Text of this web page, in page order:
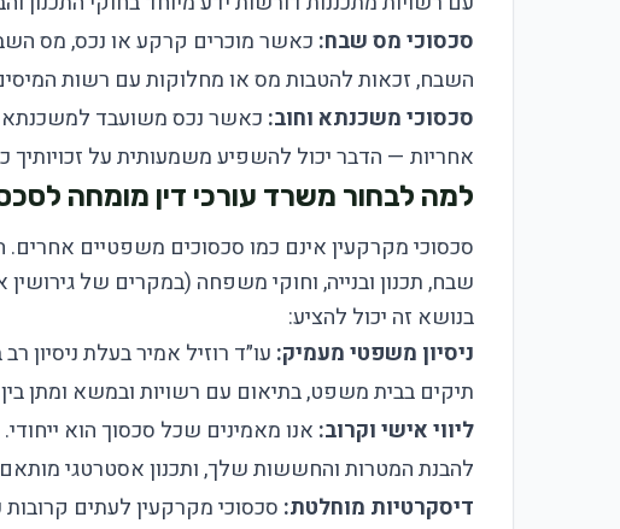
סכסוכי מס שבח: כאשר מוכרים קרקע או נכס, מס
השבח, זכאות להטבות מס או מחלוקות עם רשות
סכסוכי משכנתא וחוב: כאשר נכס משועבד למשכנתא
אחריות — הדבר יכול להשפיע משמעותית על זכויותיך
למה לבחור משרד עורכי דין מומחה
סכסוכי מקרקעין אינם כמו סכסוכים משפטיים
שבח, תכנון ובנייה, וחוקי משפחה (במקרים של
בנושא זה יכול להציע:
ניסיון משפטי מעמיק: עו״ד רוזיל אמיר בעלת ניסיון
תיקים בבית משפט, בתיאום עם רשויות ובמשא ומתן
ליווי אישי וקרוב: אנו מאמינים שכל סכסוך הוא
להבנת המטרות והחששות שלך, ותכנון אסטרטגי
דיסקרטיות מוחלטת: סכסוכי מקרקעין לעתים